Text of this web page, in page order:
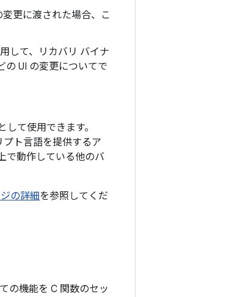
更に渡された場合、こ
して、リカバリ バイナ
の UI の変更についてで
て使用できます。
ト言語を提供するア
で動作している他のバ
の詳細を参照してくだ
の機能を C 関数のセッ